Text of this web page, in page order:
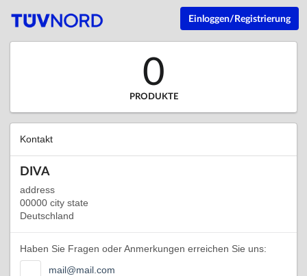
Einloggen/Registrierung
0
PRODUKTE
Kontakt
DIVA
address
00000 city state
Deutschland
Haben Sie Fragen oder Anmerkungen erreichen Sie uns:
mail@mail.com